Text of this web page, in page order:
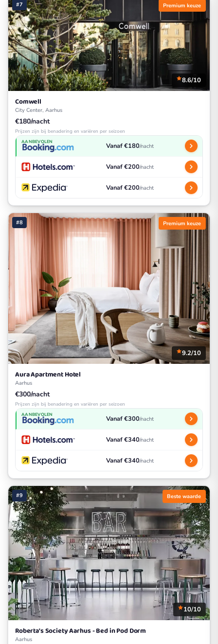
#7 Premium keuze
8.6/10
Comwell
City Center, Aarhus
€180/nacht
Prijzen zijn bij benadering en variëren per seizoen
AANBEVOLEN Vanaf €180/nacht
Vanaf €200/nacht
Vanaf €200/nacht
#8 Premium keuze
9.2/10
Aura Apartment Hotel
Aarhus
€300/nacht
Prijzen zijn bij benadering en variëren per seizoen
AANBEVOLEN Vanaf €300/nacht
Vanaf €340/nacht
Vanaf €340/nacht
#9 Beste waarde
10/10
Roberta's Society Aarhus - Bed in Pod Dorm
Aarhus